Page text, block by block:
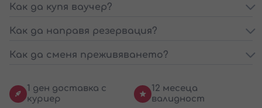
Как да купя ваучер?
Как да направя резервация?
Как да сменя преживяването?
1 ден доставка с
куриер
12 месеца
валидност